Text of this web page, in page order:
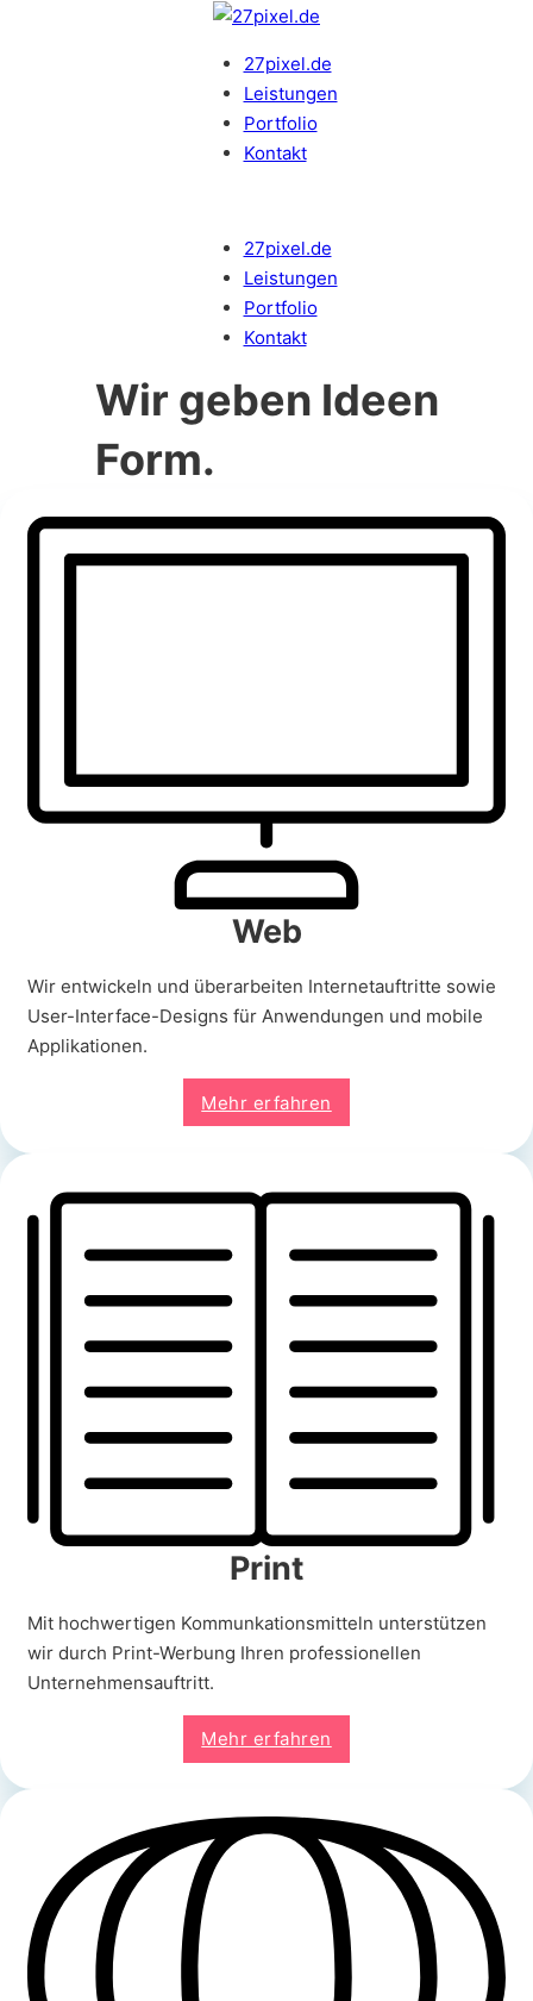
27pixel.de
Leistungen
Portfolio
Kontakt
27pixel.de
Leistungen
Portfolio
Kontakt
Wir geben Ideen
Form.
Web
Wir entwickeln und überarbeiten Internetauftritte sowie
User-Interface-Designs für Anwendungen und mobile
Applikationen.
Mehr erfahren
Print
Mit hochwertigen Kommunkationsmitteln unterstützen
wir durch Print-Werbung Ihren professionellen
Unternehmensauftritt.
Mehr erfahren